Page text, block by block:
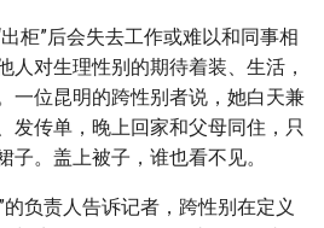
柜”后会失去工作或难以和同事相
人对生理性别的期待着装、生活，
一位昆明的跨性别者说，她白天兼
发传单，晚上回家和父母同住，只
子。盖上被子，谁也看不见。
的负责人告诉记者，跨性别在定义